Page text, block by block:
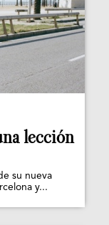
lección
su nueva
y...